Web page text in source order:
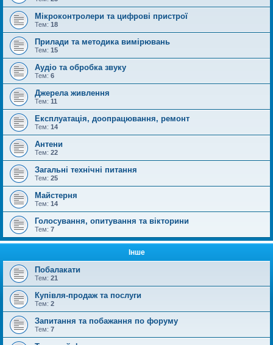
Мікроконтролери та цифрові пристрої
Тем: 18
Прилади та методика вимірювань
Тем: 15
Аудіо та обробка звуку
Тем: 6
Джерела живлення
Тем: 11
Експлуатація, доопрацювання, ремонт
Тем: 14
Антени
Тем: 22
Загальні технічні питання
Тем: 25
Майстерня
Тем: 14
Голосування, опитування та вікторини
Тем: 7
Інше
Побалакати
Тем: 21
Купівля-продаж та послуги
Тем: 2
Запитання та побажання по форуму
Тем: 7